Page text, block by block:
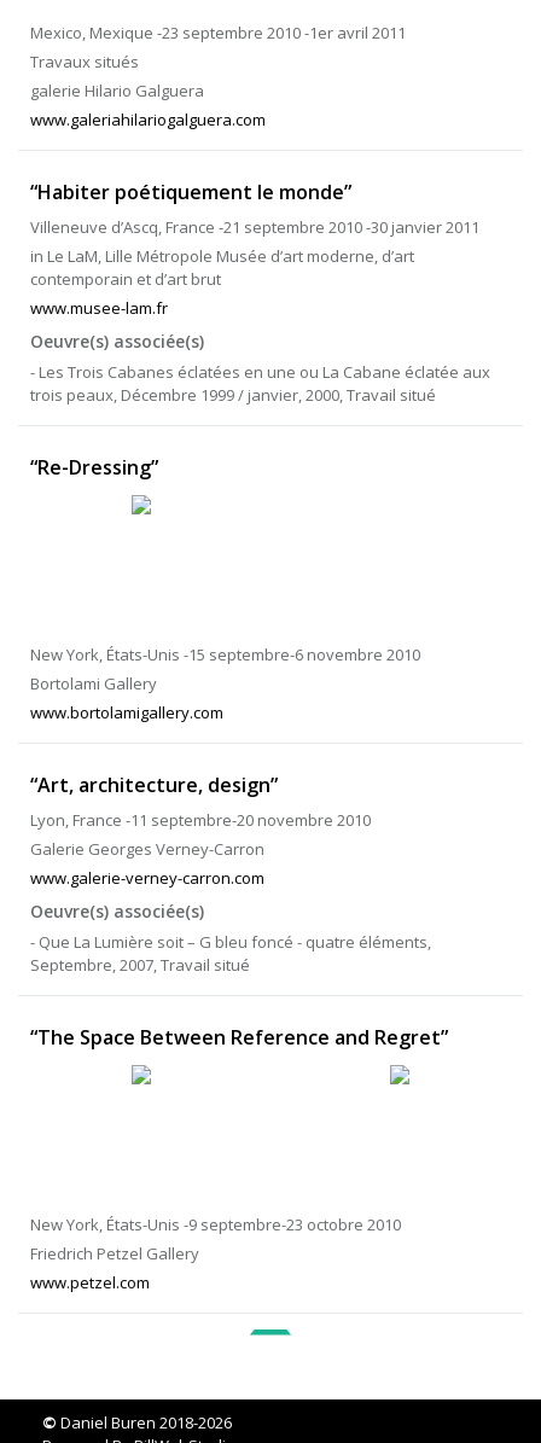
Mexico, Mexique -23 septembre 2010 -1er avril 2011
Travaux situés
galerie Hilario Galguera
www.galeriahilariogalguera.com
“Habiter poétiquement le monde”
Villeneuve d’Ascq, France -21 septembre 2010 -30 janvier 2011
in Le LaM, Lille Métropole Musée d’art moderne, d’art
contemporain et d’art brut
www.musee-lam.fr
Oeuvre(s) associée(s)
- Les Trois Cabanes éclatées en une ou La Cabane éclatée aux
trois peaux, Décembre 1999 / janvier, 2000, Travail situé
“Re-Dressing”
New York, États-Unis -15 septembre-6 novembre 2010
Bortolami Gallery
www.bortolamigallery.com
“Art, architecture, design”
Lyon, France -11 septembre-20 novembre 2010
Galerie Georges Verney-Carron
www.galerie-verney-carron.com
Oeuvre(s) associée(s)
- Que La Lumière soit – G bleu foncé - quatre éléments,
Septembre, 2007, Travail situé
“The Space Between Reference and Regret”
New York, États-Unis -9 septembre-23 octobre 2010
Friedrich Petzel Gallery
www.petzel.com
© Daniel Buren 2018-2026